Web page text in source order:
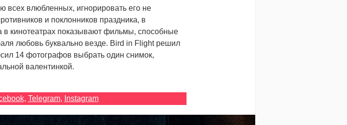
влюбленных, игнорировать его не
и поклонников праздника, в
в кинотеатрах показывают фильмы, способные
любовь буквально везде. Bird in Flight решил
14 фотографов выбрать один снимок,
валентинкой.
, Telegram, Instagram